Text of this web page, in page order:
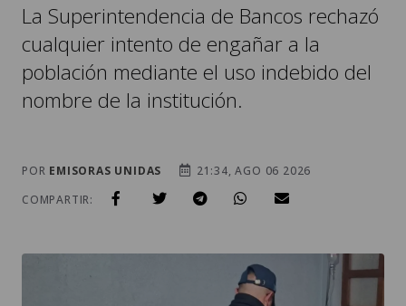
La Superintendencia de Bancos rechazó
cualquier intento de engañar a la
población mediante el uso indebido del
nombre de la institución.
POR EMISORAS UNIDAS
21:34, AGO 06 2026
COMPARTIR: